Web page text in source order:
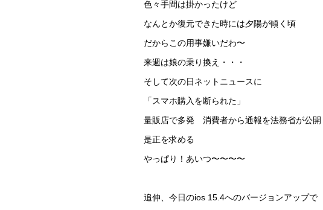
色々手間は掛かったけど
なんとか復元できた時には夕陽が傾く頃
だからこの用事嫌いだわ〜
来週は娘の乗り換え・・・
そして次の日ネットニュースに
「スマホ購入を断られた」
量販店で多発 消費者から通報を法務省が公開
是正を求める
やっぱり！あいつ〜〜〜〜
追伸、今日のios 15.4へのバージョンアップで